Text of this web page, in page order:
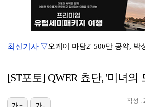
최신기사 ▽
[ST포토] QWER 쵸단, '미녀의
작성 :
가+ 가-